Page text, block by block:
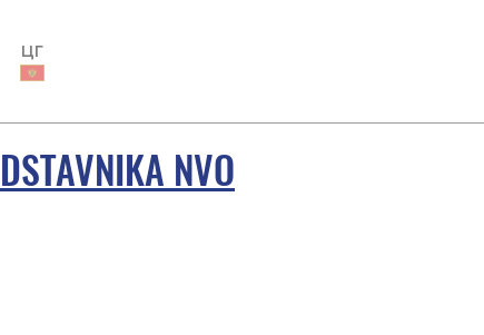
ЦГ
NVO